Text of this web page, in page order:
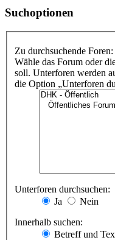
Suchoptionen
Zu durchsuchende Foren:
Wähle das Forum oder
soll. Unterforen werden
die Option „Unterforen
Unterforen durchsuchen:
Ja
Nein
Innerhalb suchen:
Betreff und